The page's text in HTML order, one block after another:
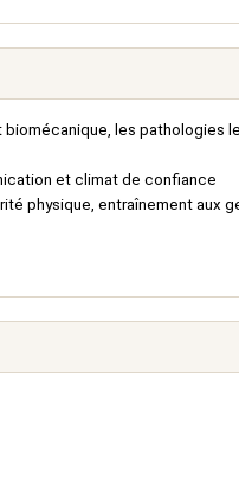
les pathologies
et climat de confiance
physique, entraînement aux